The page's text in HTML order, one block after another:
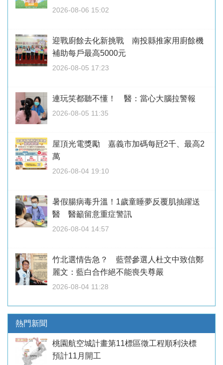
2026-08-06 15:02
迎戰廚餘去化新挑戰 南投縣推家用廚餘機
補助每戶最高5000元
2026-08-05 17:23
連玩笑都聽不懂！ 醫：當心大腦拉警報
2026-08-05 11:35
屋頂光電獎勵 嘉義市加碼每瓩2千、最高2
萬
2026-08-04 19:10
暑假腸病毒升溫！1歲童睡夢反覆肌抽躍送
醫 醫籲留意重症警訊
2026-08-04 14:57
竹北選情告急？ 藍營參選人杜文中致信鄭
麗文：藍白合作絕不能喪失尊嚴
2026-08-04 11:28
熱門新聞
桃園航空城計畫第11標區徵工程順利決標
預計11月開工